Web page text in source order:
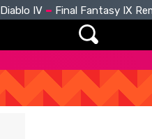
Diablo IV Final Fantasy IX